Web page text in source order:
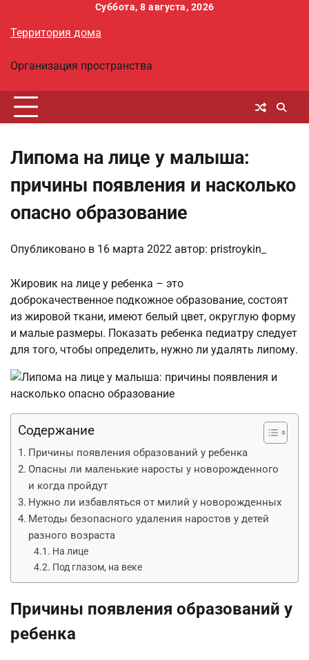
содержимому
Суббота, 8 августа, 2026
Территория дома
Организация пространства
Липома на лице у малыша:
причины появления и насколько
опасно образование
Опубликовано в 16 марта 2022 автор: pristroykin_
Жировик на лице у ребенка – это
доброкачественное подкожное образование, состоят
из жировой ткани, имеют белый цвет, округлую форму
и малые размеры. Показать ребенка педиатру следует
для того, чтобы определить, нужно ли удалять липому.
Содержание
Причины появления образований у ребенка
Опасны ли маленькие наросты у новорожденного
и когда пройдут
Нужно ли избавляться от милий у новорожденных
Методы безопасного удаления наростов у детей
разного возраста
На лице
Под глазом, на веке
Причины появления образований у
ребенка